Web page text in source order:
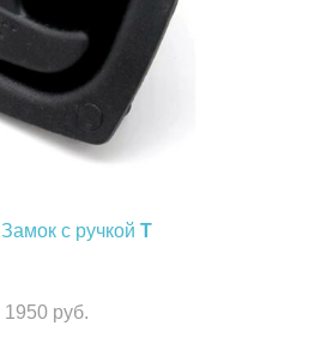
Замок с ручкой Т
1950 руб.